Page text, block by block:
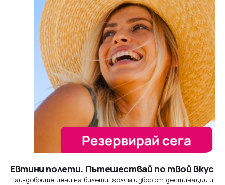
Евтини полети. Пътешествай по твой вкус
Най-добрите цени на билети, голям избор от дестинации и